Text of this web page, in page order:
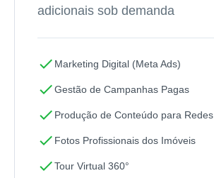
adicionais sob demanda
check Marketing Digital (Meta Ads)
checkGestão de Campanhas Pagas
check Produção de Conteúdo para Redes
check Fotos Profissionais dos Imóveis
checkTour Virtual 360°